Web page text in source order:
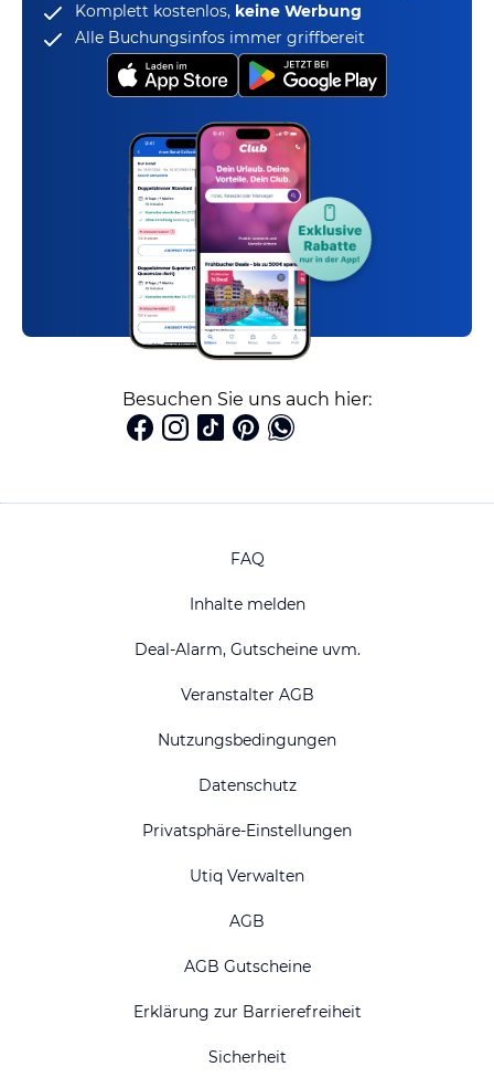
Komplett kostenlos, keine Werbung
Alle Buchungsinfos immer griffbereit
Besuchen Sie uns auch hier:
FAQ
Inhalte melden
Deal-Alarm, Gutscheine uvm.
Veranstalter AGB
Nutzungsbedingungen
Datenschutz
Privatsphäre-Einstellungen
Utiq Verwalten
AGB
AGB Gutscheine
Erklärung zur Barrierefreiheit
Sicherheit